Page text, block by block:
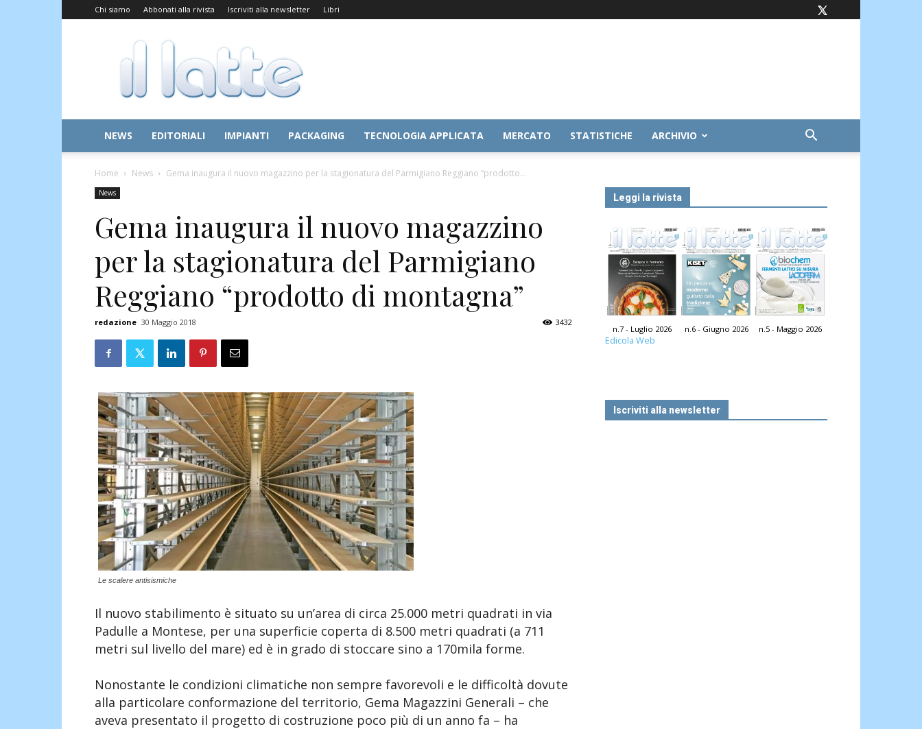
Chi siamo Abbonati alla rivista Iscriviti alla newsletter Libri
Il
Latte
NEWS EDITORIALI IMPIANTI PACKAGING TECNOLOGIA APPLICATA MERCATO STATISTICHE ARCHIVIO
Home News Gema inaugura il nuovo magazzino per la stagionatura del Parmigiano Reggiano “prodotto...
News
Gema inaugura il nuovo magazzino
per la stagionatura del Parmigiano
Reggiano “prodotto di montagna”
redazione 30 Maggio 2018 3432
Le scalere antisismiche
Il nuovo stabilimento è situato su un’area di circa 25.000 metri quadrati in via
Padulle a Montese, per una superficie coperta di 8.500 metri quadrati (a 711
metri sul livello del mare) ed è in grado di stoccare sino a 170mila forme.
Nonostante le condizioni climatiche non sempre favorevoli e le difficoltà dovute
alla particolare conformazione del territorio, Gema Magazzini Generali – che
aveva presentato il progetto di costruzione poco più di un anno fa – ha
Leggi la rivista
n.7 - Luglio 2026 n.6 - Giugno 2026 n.5 - Maggio 2026
Edicola Web
Iscriviti alla newsletter